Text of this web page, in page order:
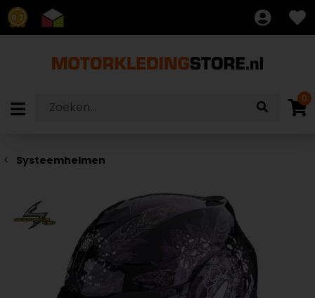
8.7
0
Systeemhelmen